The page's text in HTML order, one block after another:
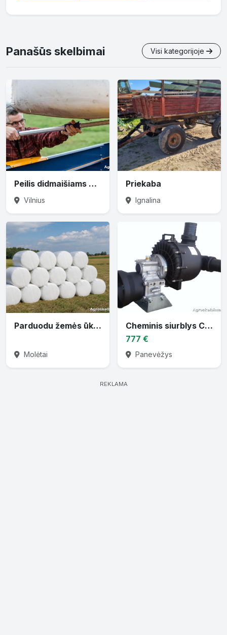
Panašūs skelbimai Visi kategorijoje
Peilis didmaišiams prapjauti
Vilnius
Priekaba
Ignalina
Parduodu žemės ūkio techniką
Molėtai
Cheminis siurblys CTP-30 varomas traktoriaus darbiniu velenu
777 €
Panevėžys
REKLAMA